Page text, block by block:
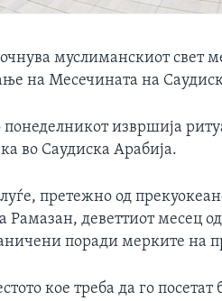
муслиманскиот свет
на Месечината на
извршија
во Саудиска Арабија.
претежно од
Рамазан, деветтиот месец
поради мерките на
кое треба да го